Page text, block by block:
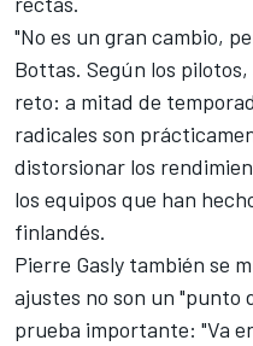
"No es un gran cambio,
Bottas. Según los
reto: a mitad de
radicales son
distorsionar los
los equipos que han
finlandés.
Pierre Gasly también se
ajustes no son un "punto
prueba importante: "Va